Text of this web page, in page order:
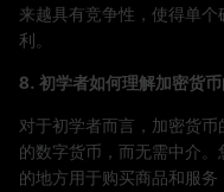
来越具有竞争性，使得单
利。
8. 初学者如何理解加密货币
对于初学者而言，加密货
的数字货币，而无需中介
的地方用于购买商品和服